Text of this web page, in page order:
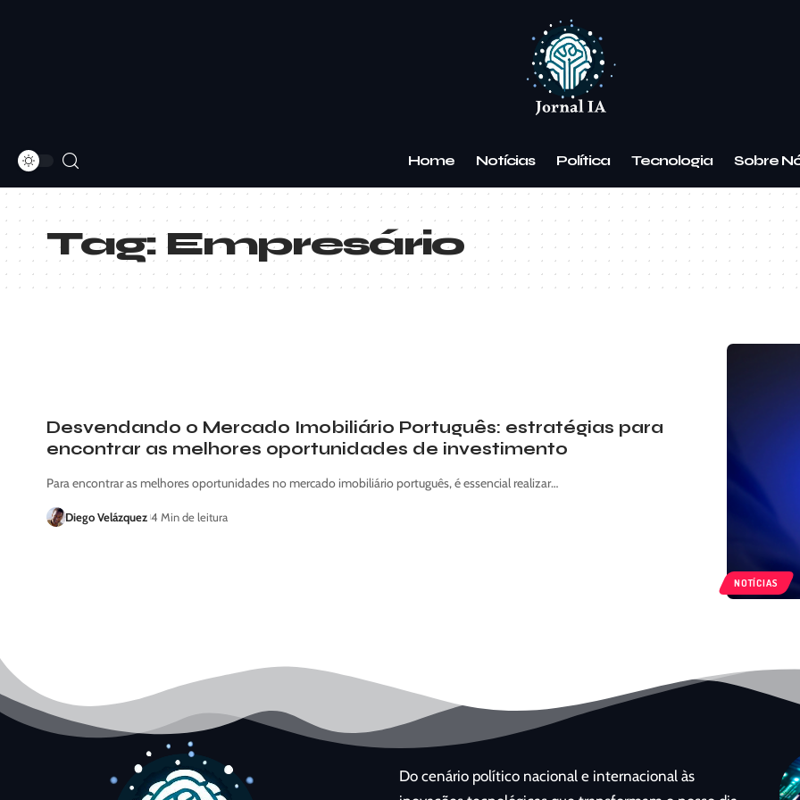
Home Notícias Política Tecnologia Sobre
Tag: Empresário
NOTÍCIAS
Desvendando o Mercado Imobiliário Português: estratégias para
encontrar as melhores oportunidades de investimento
Para encontrar as melhores oportunidades no mercado imobiliário português, é essencial realizar…
Diego Velázquez 4 Min de leitura
Do cenário político nacional e internacional às